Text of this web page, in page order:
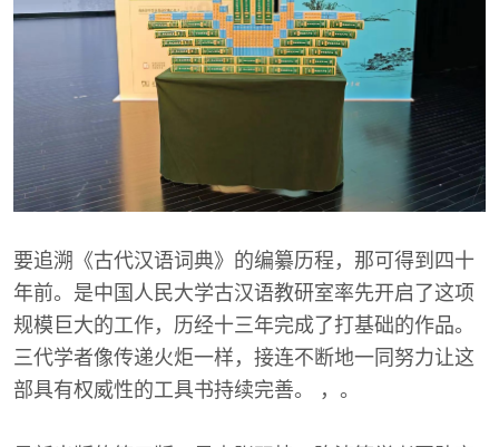
要追溯《古代汉语词典》的编纂历程，那可得到四十
年前。是中国人民大学古汉语教研室率先开启了这项
规模巨大的工作，历经十三年完成了打基础的作品。
三代学者像传递火炬一样，接连不断地一同努力让这
部具有权威性的工具书持续完善。 ，。